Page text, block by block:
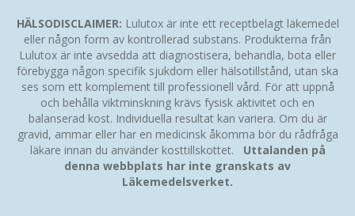
HÄLSODISCLAIMER: Lulutox är inte ett receptbelagt läkemedel
eller någon form av kontrollerad substans. Produkterna från
Lulutox är inte avsedda att diagnostisera, behandla, bota eller
förebygga någon specifik sjukdom eller hälsotillstånd, utan ska
ses som ett komplement till professionell vård. För att uppnå
och behålla viktminskning krävs fysisk aktivitet och en
balanserad kost. Individuella resultat kan variera. Om du är
gravid, ammar eller har en medicinsk åkomma bör du rådfråga
läkare innan du använder kosttillskottet. Uttalanden på
denna webbplats har inte granskats av
Läkemedelsverket.